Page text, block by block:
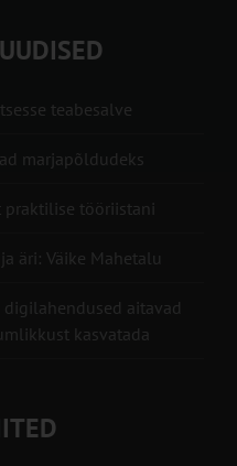
teabesalve
marjapõldudeks
tööriistani
äri: Väike Mahetalu
aitavad
kasvatada